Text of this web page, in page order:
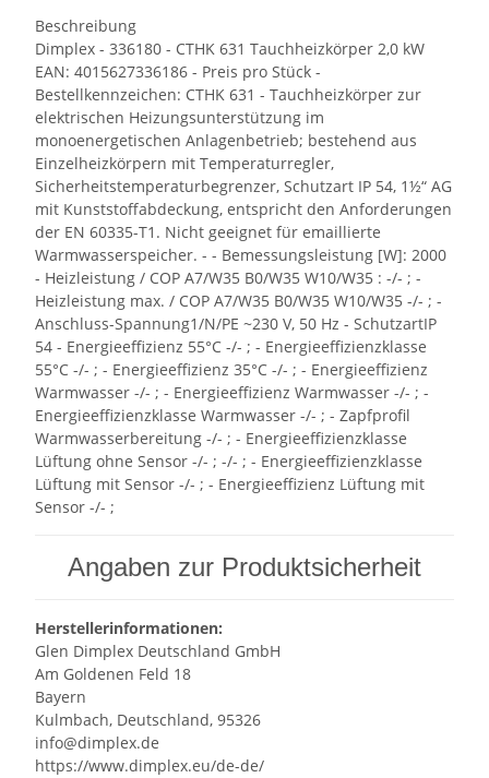
Beschreibung
Dimplex - 336180 - CTHK 631 Tauchheizkörper 2,0 kW
EAN: 4015627336186 - Preis pro Stück -
Bestellkennzeichen: CTHK 631 - Tauchheizkörper zur
elektrischen Heizungsunterstützung im
monoenergetischen Anlagenbetrieb; bestehend aus
Einzelheizkörpern mit Temperaturregler,
Sicherheitstemperaturbegrenzer, Schutzart IP 54, 1½“ AG
mit Kunststoffabdeckung, entspricht den Anforderungen
der EN 60335-T1. Nicht geeignet für emaillierte
Warmwasserspeicher. - - Bemessungsleistung [W]: 2000
- Heizleistung / COP A7/W35 B0/W35 W10/W35 : -/- ; -
Heizleistung max. / COP A7/W35 B0/W35 W10/W35 -/- ; -
Anschluss-Spannung1/N/PE ~230 V, 50 Hz - SchutzartIP
54 - Energieeffizienz 55°C -/- ; - Energieeffizienzklasse
55°C -/- ; - Energieeffizienz 35°C -/- ; - Energieeffizienz
Warmwasser -/- ; - Energieeffizienz Warmwasser -/- ; -
Energieeffizienzklasse Warmwasser -/- ; - Zapfprofil
Warmwasserbereitung -/- ; - Energieeffizienzklasse
Lüftung ohne Sensor -/- ; -/- ; - Energieeffizienzklasse
Lüftung mit Sensor -/- ; - Energieeffizienz Lüftung mit
Sensor -/- ;
Angaben zur Produktsicherheit
Herstellerinformationen:
Glen Dimplex Deutschland GmbH
Am Goldenen Feld 18
Bayern
Kulmbach, Deutschland, 95326
info@dimplex.de
https://www.dimplex.eu/de-de/